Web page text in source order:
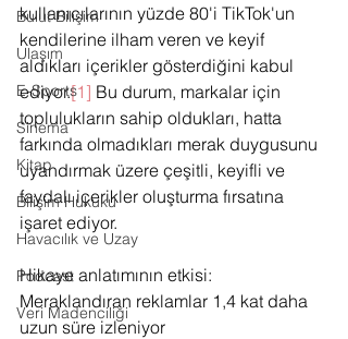
Bulut Bilişim
Ulaşım
E-Sports
Sinema
Kitap
Bilişim Hukuku
Havacılık ve Uzay
Podcast
Veri Madenciliği
kullanıcılarının yüzde 80'i TikTok'un
kendilerine ilham veren ve keyif
aldıkları içerikler gösterdiğini kabul
ediyor.[1] Bu durum, markalar için
toplulukların sahip oldukları, hatta
farkında olmadıkları merak duygusunu
uyandırmak üzere çeşitli, keyifli ve
faydalı içerikler oluşturma fırsatına
işaret ediyor.
Hikaye anlatımının etkisi:
Meraklandıran reklamlar 1,4 kat daha
uzun süre izleniyor